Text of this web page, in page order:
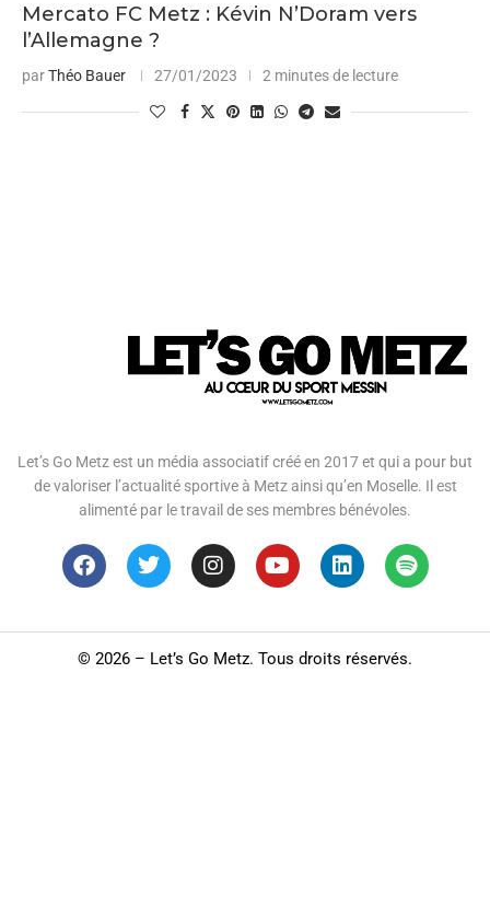
Mercato FC Metz : Kévin N’Doram vers
l’Allemagne ?
parThéo Bauer 27/01/2023 2 minutes de lecture
Let’s Go Metz est un média associatif créé en 2017 et qui a pour but
de valoriser l’actualité sportive à Metz ainsi qu’en Moselle. Il est
alimenté par le travail de ses membres bénévoles.
© 2026 – Let’s Go Metz. Tous droits réservés.